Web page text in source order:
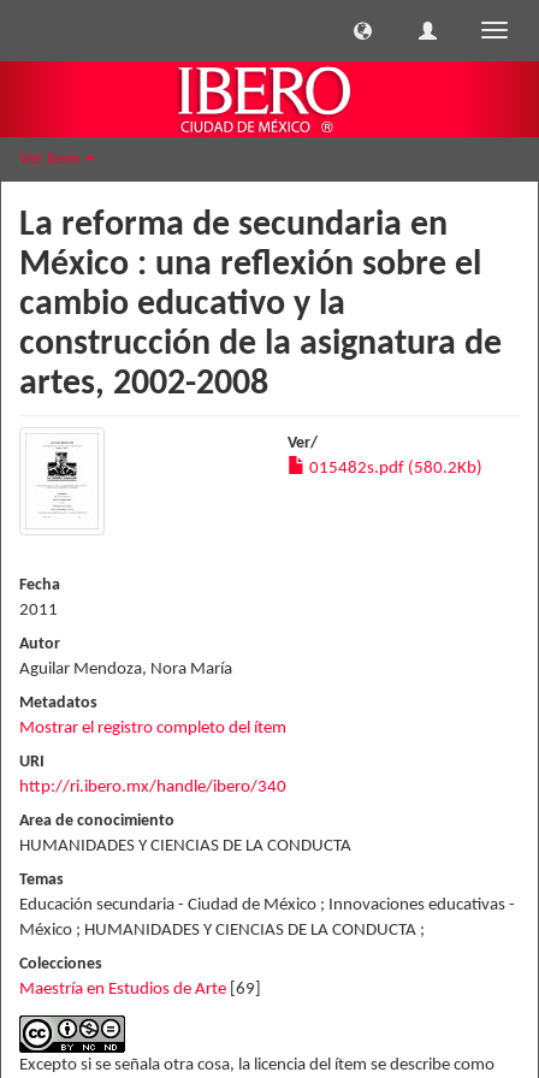
Ver ítem
La reforma de secundaria en
México : una reflexión sobre el
cambio educativo y la
construcción de la asignatura de
artes, 2002-2008
Ver/
015482s.pdf (580.2Kb)
Fecha
2011
Autor
Aguilar Mendoza, Nora María
Metadatos
Mostrar el registro completo del ítem
URI
http://ri.ibero.mx/handle/ibero/340
Area de conocimiento
HUMANIDADES Y CIENCIAS DE LA CONDUCTA
Temas
Educación secundaria - Ciudad de México ; Innovaciones educativas -
México ; HUMANIDADES Y CIENCIAS DE LA CONDUCTA ;
Colecciones
Maestría en Estudios de Arte [69]
Excepto si se señala otra cosa, la licencia del ítem se describe como